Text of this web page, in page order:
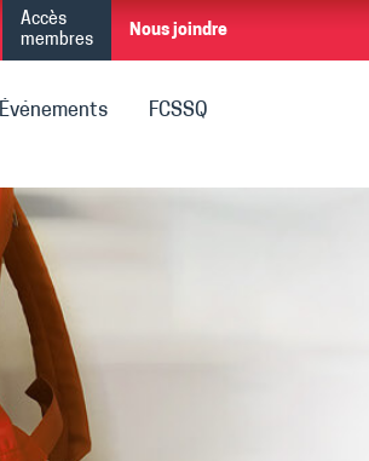
Accès
membres
Nous joindre
Événements FCSSQ